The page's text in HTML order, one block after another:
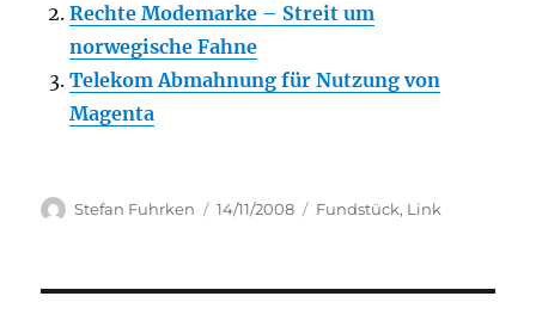
Rechte Modemarke – Streit um
norwegische Fahne
Telekom Abmahnung für Nutzung von
Magenta
Author
Stefan Fuhrken
Posted
14/11/2008 Categories
Fundstück, Link